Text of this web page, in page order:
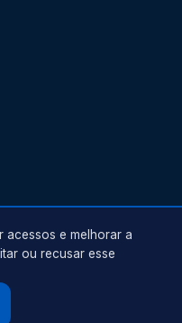
direitos reservados.
acessos e melhorar a
ou recusar esse